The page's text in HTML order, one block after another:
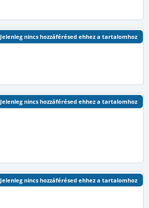
Jelenleg nincs hozzáférésed ehhez a tartalomhoz
Jelenleg nincs hozzáférésed ehhez a tartalomhoz
Jelenleg nincs hozzáférésed ehhez a tartalomhoz